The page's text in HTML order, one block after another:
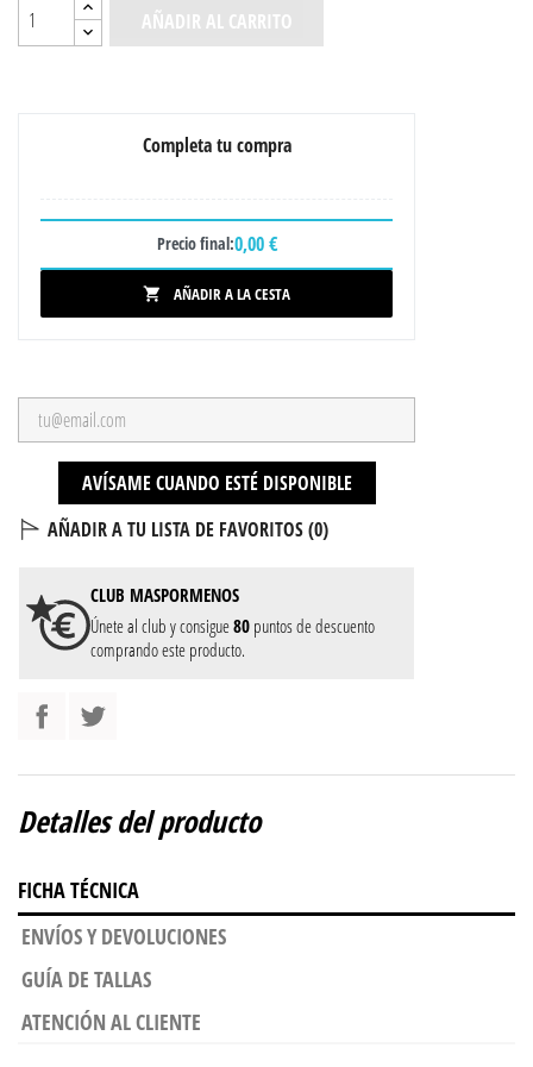
AÑADIR AL CARRITO
Completa tu compra
Precio final:0,00 €
 AÑADIR A LA CESTA
AVÍSAME CUANDO ESTÉ DISPONIBLE
AÑADIR A TU LISTA DE FAVORITOS (0)
CLUB MASPORMENOS
Únete al club y consigue80 puntos de descuento
comprando este producto.
Detalles del producto
FICHA TÉCNICA
ENVÍOS Y DEVOLUCIONES
GUÍA DE TALLAS
ATENCIÓN AL CLIENTE